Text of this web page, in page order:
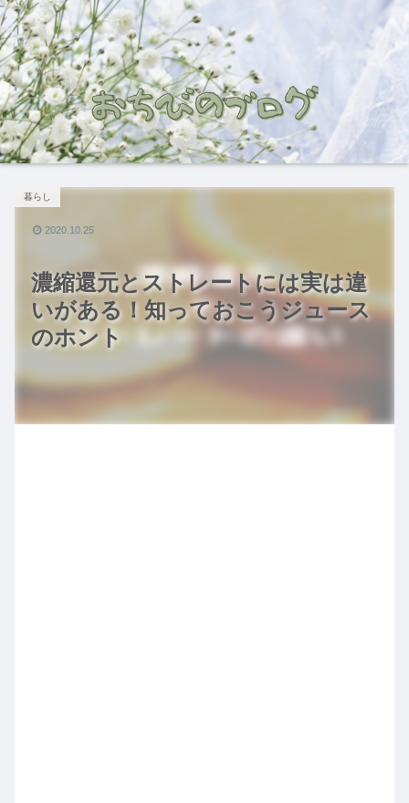
濃縮還元とストレートには実は違
いがある！知っておこうジュース
のホント
暮らし
2020.10.25